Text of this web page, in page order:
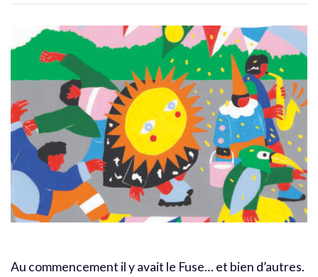
Au commencement il y avait le Fuse… et bien d’autres.